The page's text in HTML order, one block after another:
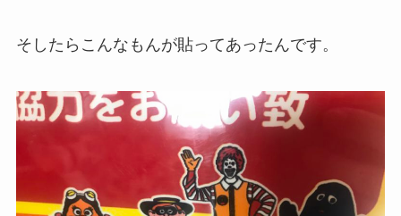
そしたらこんなもんが貼ってあったんです。